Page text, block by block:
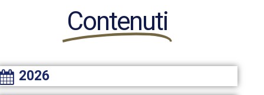
Contenuti
2026